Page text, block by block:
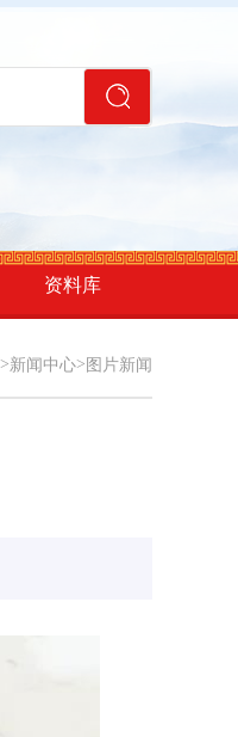
资料库
>新闻中心> 图片新闻